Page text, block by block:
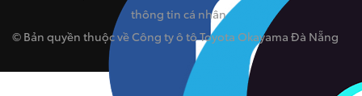
thông tin cá nhân
© Bản quyền thuộc về Công ty ô tô Toyota Okayama Đà Nẵng